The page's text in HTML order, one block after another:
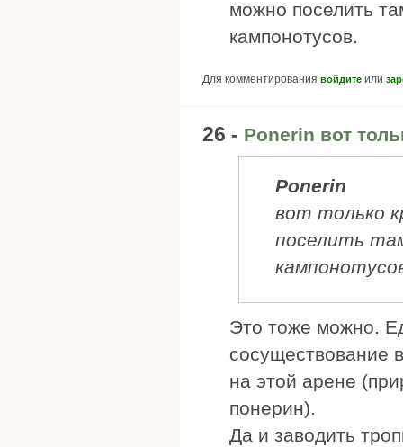
можно поселить
кампонотусов.
Для комментирования войдите или
26 - Ponerin вот
Ponerin
вот только
поселить
Это тоже можно.
сосуществование
на этой арене
понерин).
Да и заводить